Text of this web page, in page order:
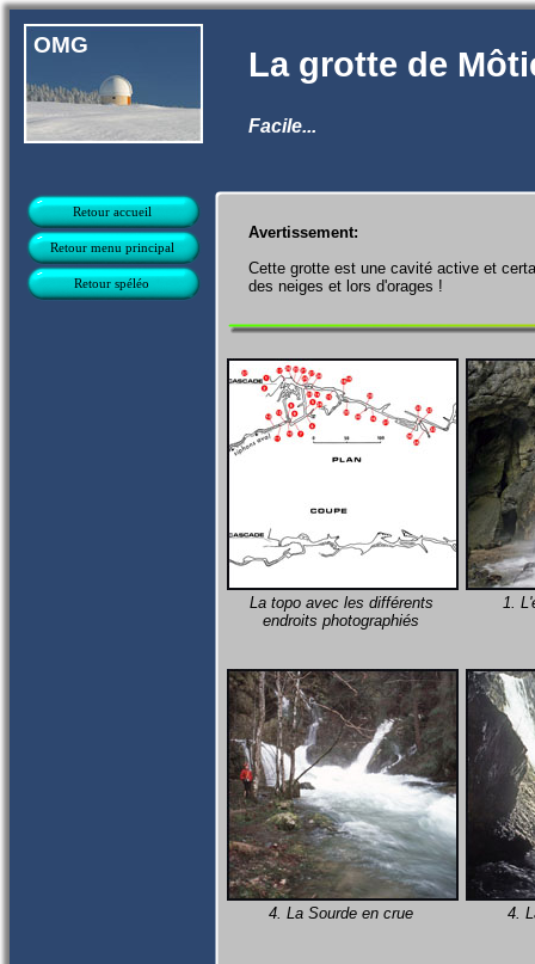
OMG
Retour accueil
La grotte de
Facile...
Retour menu principal
Retour spéléo
La topo avec les différents
endroits photographiés
Avertissement:
Cette grotte est une cavité active et
des neiges et lors d'orages !
1.
4. La Sourde en crue 4.